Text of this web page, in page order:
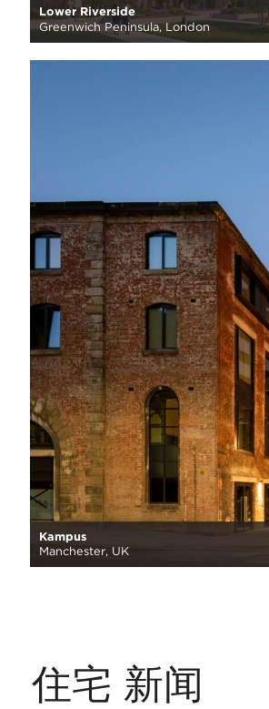
Lower Riverside
Greenwich Peninsula, London
Kampus
Manchester, UK
住宅 新闻